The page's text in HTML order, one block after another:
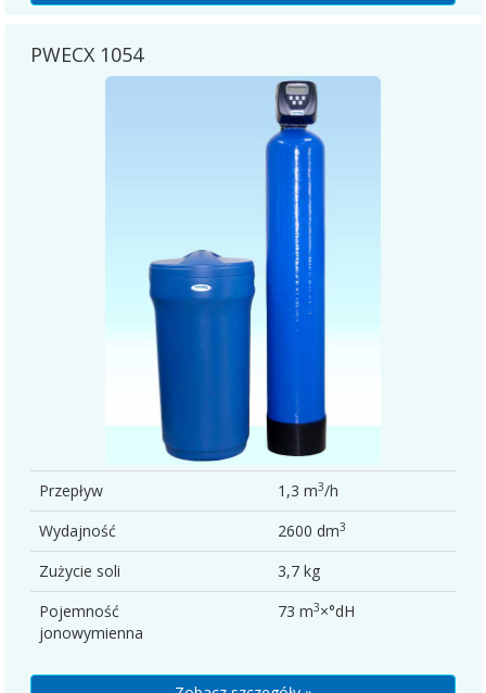
PWECX 1054
Przepływ 1,3 m3/h
Wydajność
2600 dm3
Zużycie soli
3,7 kg
Pojemność
jonowymienna
73 m3×°dH